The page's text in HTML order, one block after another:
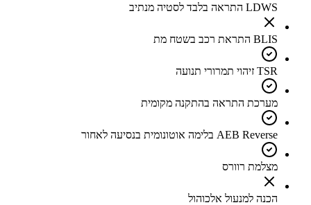
LDWS התראה בלבד לסטיה מנתיב
BLIS התראת רכב בשטח מת
TSR זיהוי תמרורי תנועה
מערכת התראה בהתקנה מקומית
AEB Reverse בלימה אוטונומית בנסיעה לאחור
מצלמת רוורס
הכנה למנעול אלכוהול